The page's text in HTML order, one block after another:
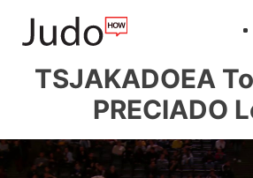
TSJAKADOEA
PRECIADO